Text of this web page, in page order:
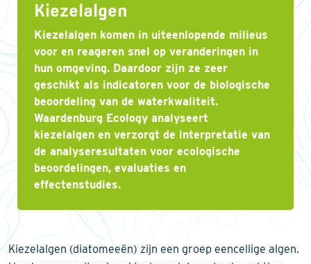
Kiezelalgen
Kiezelalgen komen in uiteenlopende milieus
voor en reageren snel op veranderingen in
hun omgeving. Daardoor zijn ze zeer
geschikt als indicatoren voor de biologische
beoordeling van de waterkwaliteit.
Waardenburg Ecology analyseert
kiezelalgen en verzorgt de interpretatie van
de analyseresultaten voor ecologische
beoordelingen, evaluaties en
effectenstudies.
Kiezelalgen (diatomeeën) zijn een groep eencellige algen.